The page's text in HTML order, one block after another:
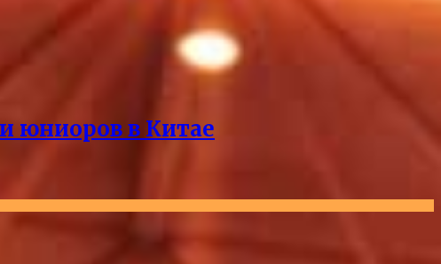
юниоров в Китае